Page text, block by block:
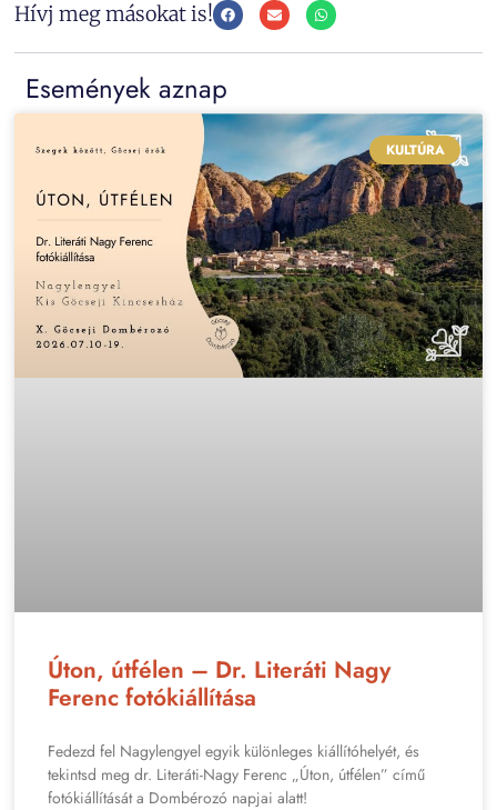
Hívj meg másokat is!
Események aznap
KULTÚRA
Úton, útfélen – Dr. Literáti Nagy
Ferenc fotókiállítása
Fedezd fel Nagylengyel egyik különleges kiállítóhelyét, és
tekintsd meg dr. Literáti-Nagy Ferenc „Úton, útfélen” című
fotókiállítását a Dombérozó napjai alatt!